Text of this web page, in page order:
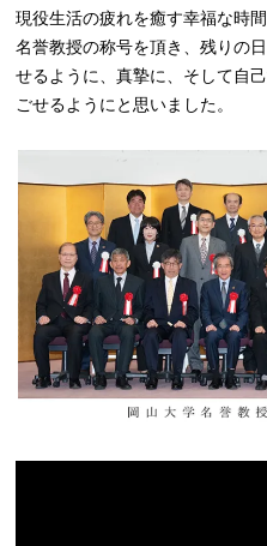
現役生活の疲れを癒す幸福な時間
名誉教授の称号を頂き、残りの
せるように、真摯に、そして自
ごせるようにと思いました。